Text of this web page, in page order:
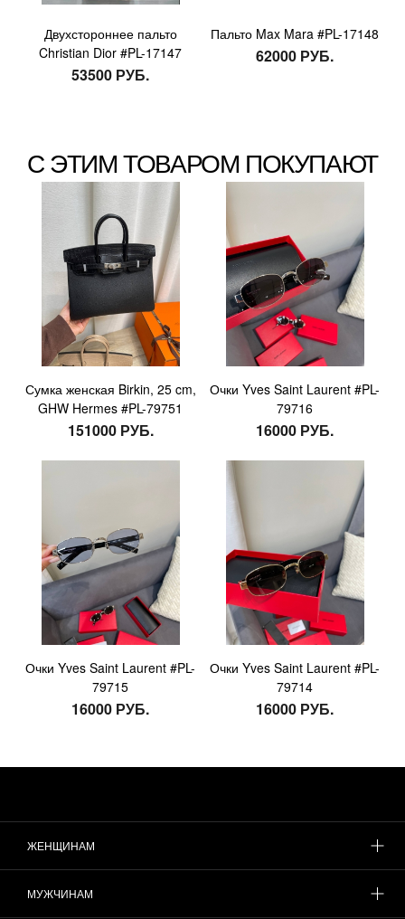
Двухстороннее пальто
Christian Dior #PL-17147
53500 РУБ.
Пальто Max Mara #PL-17148
62000 РУБ.
С ЭТИМ ТОВАРОМ ПОКУПАЮТ
Сумка женская Birkin, 25 cm,
GHW Hermes #PL-79751
151000 РУБ.
Очки Yves Saint Laurent #PL-
79716
16000 РУБ.
Очки Yves Saint Laurent #PL-
79715
16000 РУБ.
Очки Yves Saint Laurent #PL-
79714
16000 РУБ.
ЖЕНЩИНАМ
МУЖЧИНАМ